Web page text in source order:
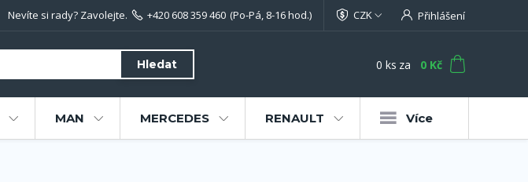
CZK Přihlášení
Hledat
Nevíte si rady? Zavolejte. +420 608 359 460 (Po-Pá, 8-16 hod.)
0 ks za 0 Kč
MAN MERCEDES RENAULT Více